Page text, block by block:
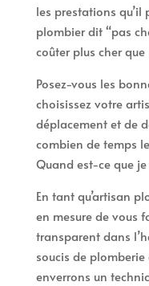
les prestations qu’il
plombier dit “pas
coûter plus cher
Posez-vous les
choisissez votre
déplacement et de
combien de temps
Quand est-ce que
En tant qu’artisan
en mesure de vous
transparent dans
soucis de
enverrons un